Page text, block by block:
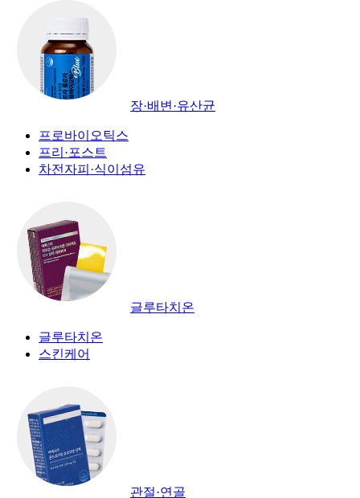
장·배변·유산균
프로바이오틱스
프리·포스트
차전자피·식이섬유
글루타치온
글루타치온
스킨케어
관절·연골